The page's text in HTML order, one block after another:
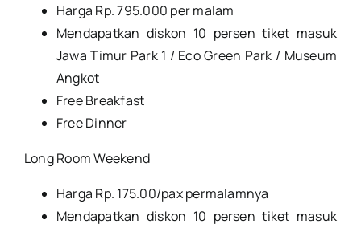
Harga Rp. 795.000 per malam
Mendapatkan diskon 10 persen tiket masuk
Jawa Timur Park 1 / Eco Green Park / Museum
Angkot
Free Breakfast
Free Dinner
Long Room Weekend
Harga Rp. 175.00/pax permalamnya
Mendapatkan diskon 10 persen tiket masuk